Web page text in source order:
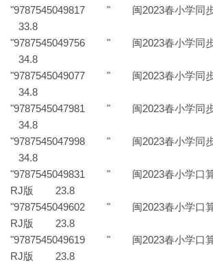
"9787545049817 " 闽2023春小学同步
33.8
"9787545049756 " 闽2023春小学同步
34.8
"9787545049077 " 闽2023春小学同步
34.8
"9787545047981 " 闽2023春小学同步
34.8
"9787545047998 " 闽2023春小学同步
34.8
"9787545049831 " 闽2023春小学口算
RJ版 23.8
"9787545049602 " 闽2023春小学口算
RJ版 23.8
"9787545049619 " 闽2023春小学口算
RJ版 23.8